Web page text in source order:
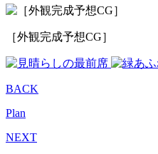
［外観完成予想CG］
BACK
Plan
NEXT